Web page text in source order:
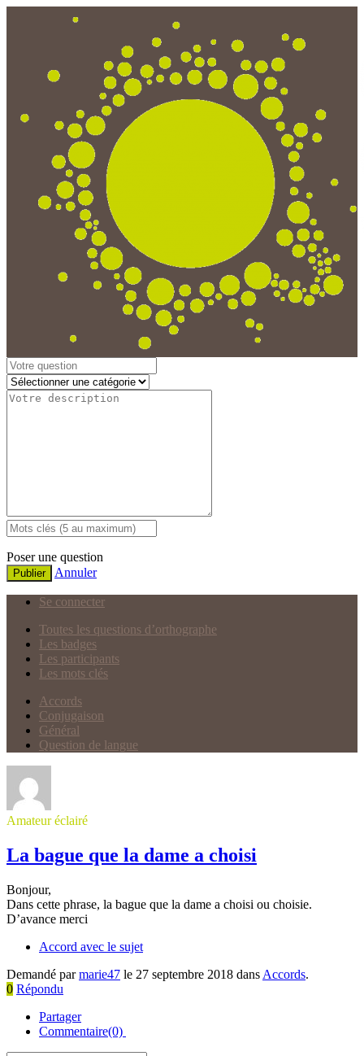
Poser une question
Publier Annuler
Se connecter
Toutes les questions d’orthographe
Les badges
Les participants
Les mots clés
Accords
Conjugaison
Général
Question de langue
Amateur éclairé
La bague que la dame a choisi
Bonjour,
Dans cette phrase, la bague que la dame a choisi ou choisie.
D’avance merci
Accord avec le sujet
Demandé parmarie47 le 27 septembre 2018 dans Accords.
0 Répondu
Partager
Commentaire(0)